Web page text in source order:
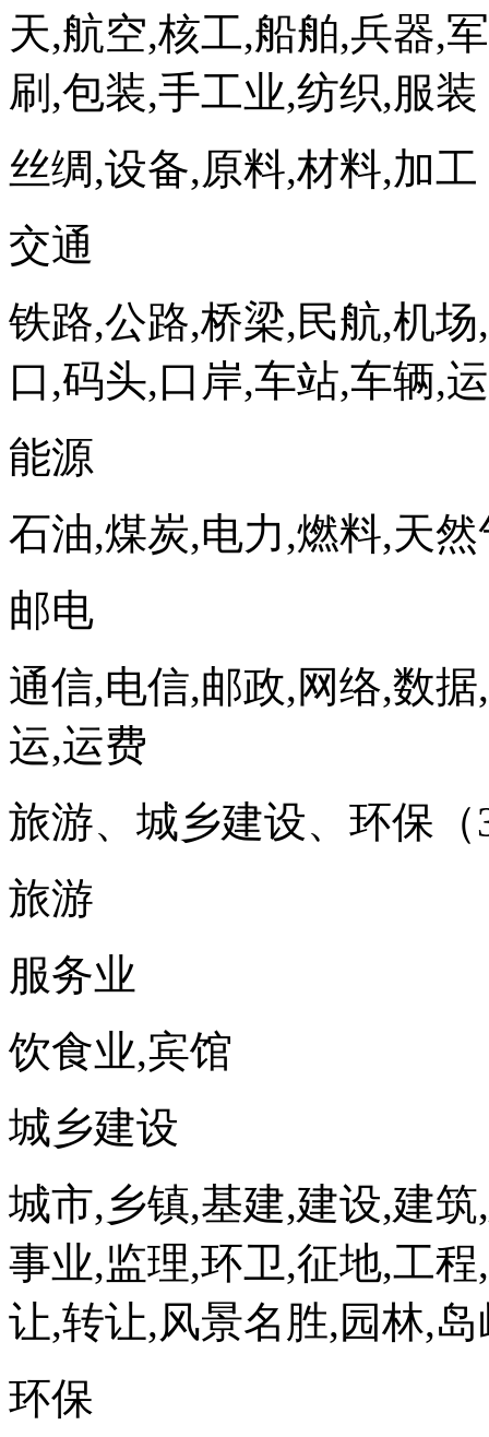
天,航空,核工,船舶,兵器,
刷,包装,手工业,纺织,服装
丝绸,设备,原料,材料,加工
交通
铁路,公路,桥梁,民航,机
口,码头,口岸,车站,车辆,
能源
石油,煤炭,电力,燃料,天
邮电
通信,电信,邮政,网络,数
运,运费
旅游、城乡建设、环保（
旅游
服务业
饮食业,宾馆
城乡建设
城市,乡镇,基建,建设,建
事业,监理,环卫,征地,工
让,转让,风景名胜,园林,岛
环保